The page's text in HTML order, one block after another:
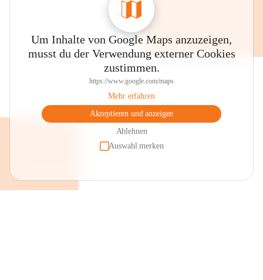
Um Inhalte von Google Maps anzuzeigen,
musst du der Verwendung externer Cookies
zustimmen.
https://www.google.com/maps
Mehr erfahren
Akzeptieren und anzeigen
Ablehnen
Auswahl merken